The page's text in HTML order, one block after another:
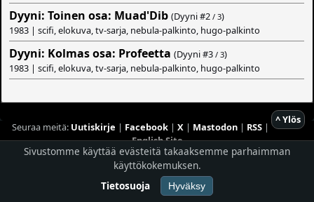
Dyyni: Toinen osa: Muad'Dib (Dyyni #2 / 3)
1983 | scifi, elokuva, tv-sarja, nebula-palkinto, hugo-palkinto
Dyyni: Kolmas osa: Profeetta (Dyyni #3 / 3)
1983 | scifi, elokuva, tv-sarja, nebula-palkinto, hugo-palkinto
^ Ylös
Seuraa meitä: Uutiskirje | Facebook| X| Mastodon| RSS|
English Site
Hostingpalvelun tarjoaaPlaneetta Internet Oy
© 1996 - 2026 Risingshadow. Kaikki oikeudet pidätetään.
Sivustomme käyttää evästeitä takaaksemme parhaimman
käyttökokemuksen.
Tietosuoja
Hyväksy